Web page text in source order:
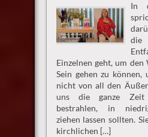
In
Einzelnen geht, um den
Sein gehen zu
nicht von all den
uns die ganze Zeit
bestrahlen, in
ziehen lassen sollten.
kirchlichen […]